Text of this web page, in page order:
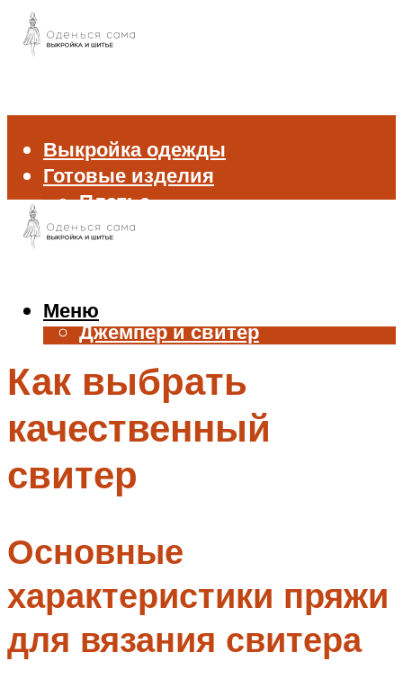
Выкройка одежды
Готовые изделия
Платье
Брюки
Жилет
Джемпер и свитер
Аксессуары
Меню
Меню
Как выбрать
качественный
свитер
Основные
характеристики пряжи
для вязания свитера